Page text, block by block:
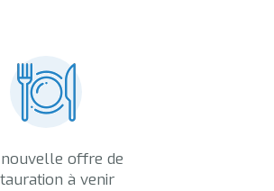
offre de
à venir